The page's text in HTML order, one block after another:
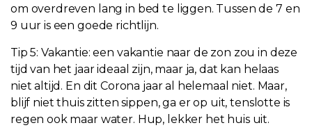
om overdreven lang in bed te liggen. Tussen de 7 en
9 uur is een goede richtlijn.
Tip 5: Vakantie: een vakantie naar de zon zou in deze
tijd van het jaar ideaal zijn, maar ja, dat kan helaas
niet altijd. En dit Corona jaar al helemaal niet. Maar,
blijf niet thuis zitten sippen, ga er op uit, tenslotte is
regen ook maar water. Hup, lekker het huis uit.